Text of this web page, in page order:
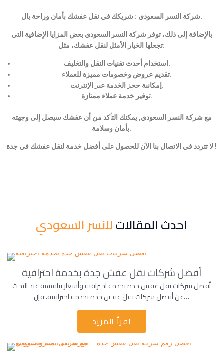
شركة النسر السعودي : شريكك في نقل عفشك بأمان وراحة بال.
بالإضافة إلى ذلك، توفر شركة النسر السعودي بعض المزايا الإضافية التي
تجعلها الخيار الأمثل لنقل عفشك، مثل:
استخدام أحدث تقنيات النقل والتغليف.
تقديم عروض وخصومات مميزة للعملاء.
إمكانية حجز الخدمة عبر الإنترنت.
توفير خدمة عملاء ممتازة.
مع شركة النسر السعودي, يمكنك التأكد من أن عفشك سيصل إلى وجهته
بأمان وسلامة.
لا تتردد في الاتصال بنا الآن للحصول على أفضل خدمة لنقل عفشك في جدة !
احدث المقالاتللنسر السعودي
أفضل شركات نقل عفش جدة بخدمة احترافية
أفضل شركات نقل عفش جدة بخدمة احترافية وأسعار تنافسية عند البحث
عن أفضل شركات نقل عفش جدة بخدمة احترافية، فإن…
اقرأ المزيد